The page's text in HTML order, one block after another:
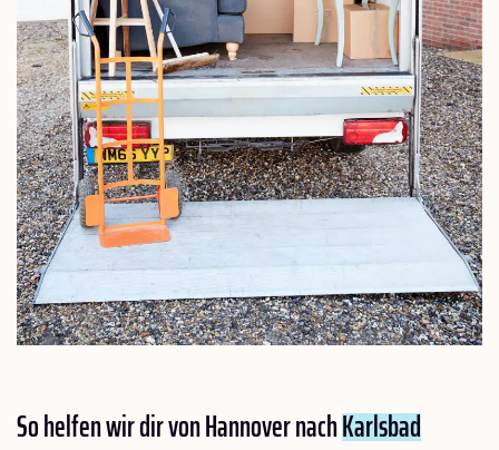
So helfen wir dir von Hannover nachKarlsbad